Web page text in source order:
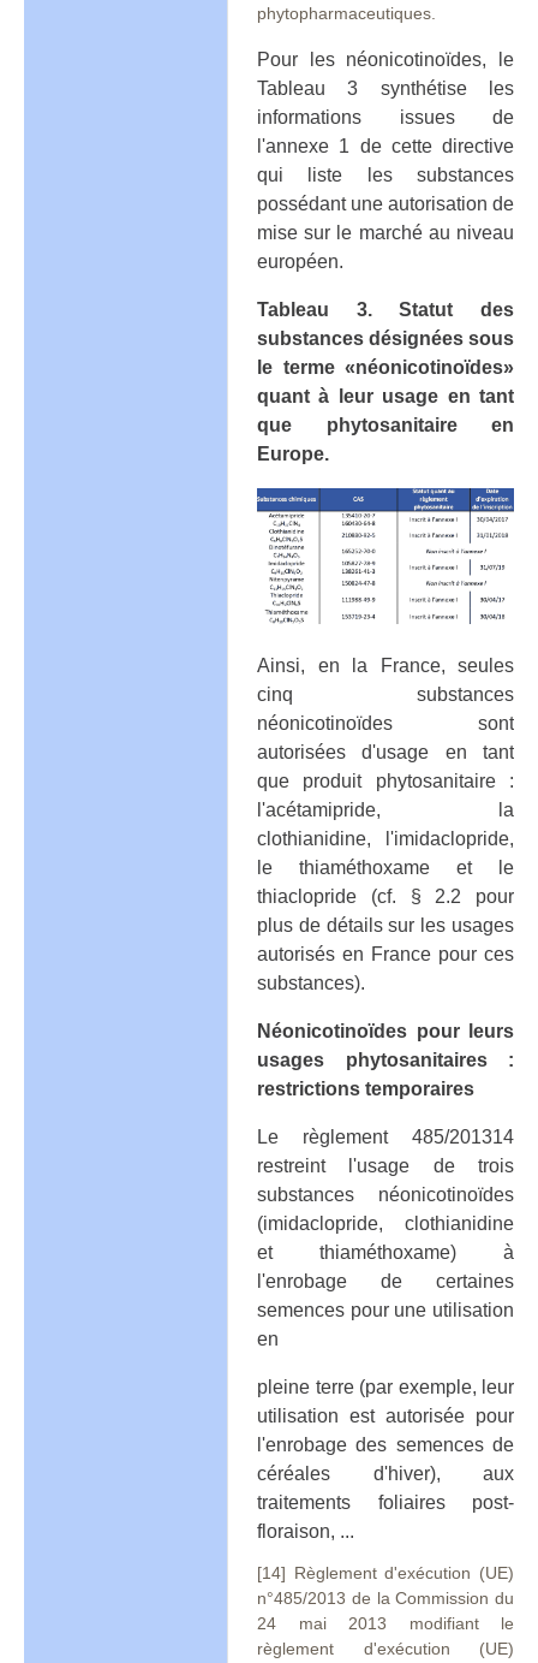
phytopharmaceutiques.
Pour les néonicotinoïdes, le
Tableau 3 synthétise les
informations issues de
l'annexe 1 de cette directive
qui liste les substances
possédant une autorisation de
mise sur le marché au niveau
européen.
Tableau 3. Statut des
substances désignées sous
le terme «néonicotinoïdes»
quant à leur usage en tant
que phytosanitaire en
Europe.
Ainsi, en la France, seules
cinq substances
néonicotinoïdes sont
autorisées d'usage en tant
que produit phytosanitaire :
l'acétamipride, la
clothianidine, l'imidaclopride,
le thiaméthoxame et le
thiaclopride (cf. § 2.2 pour
plus de détails sur les usages
autorisés en France pour ces
substances).
Néonicotinoïdes pour leurs
usages phytosanitaires :
restrictions temporaires
Le règlement 485/201314
restreint l'usage de trois
substances néonicotinoïdes
(imidaclopride, clothianidine
et thiaméthoxame) à
l'enrobage de certaines
semences pour une utilisation
en
pleine terre (par exemple, leur
utilisation est autorisée pour
l'enrobage des semences de
céréales d'hiver), aux
traitements foliaires post-
floraison, ...
[14] Règlement d'exécution (UE)
n°485/2013 de la Commission du
24 mai 2013 modifiant le
règlement d'exécution (UE)